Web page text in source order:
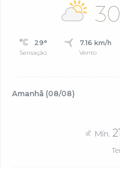
29°
Sensação
7.16 km/h
Vento
Amanhã (08/08)
Mín.